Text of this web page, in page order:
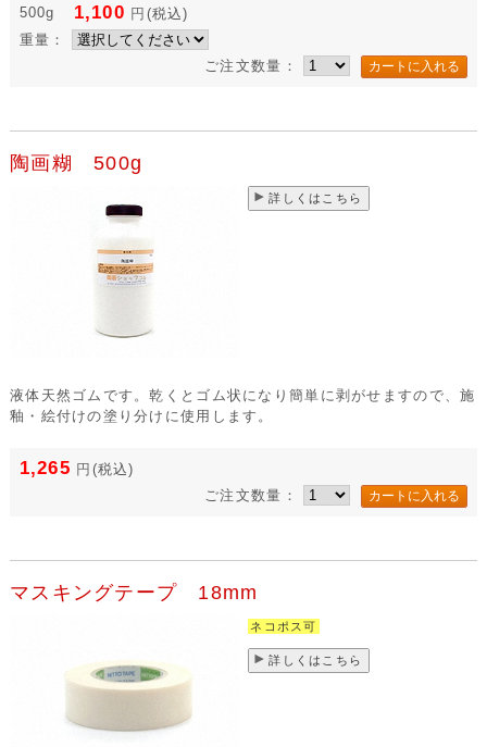
500g 1,100 円 (税込)
重量：
ご注文数量：
陶画糊 500g
詳しくはこちら
液体天然ゴムです。乾くとゴム状になり簡単に剥がせますので、施
釉・絵付けの塗り分けに使用します。
1,265 円 (税込)
ご注文数量：
マスキングテープ 18mm
ネコポス可
詳しくはこちら